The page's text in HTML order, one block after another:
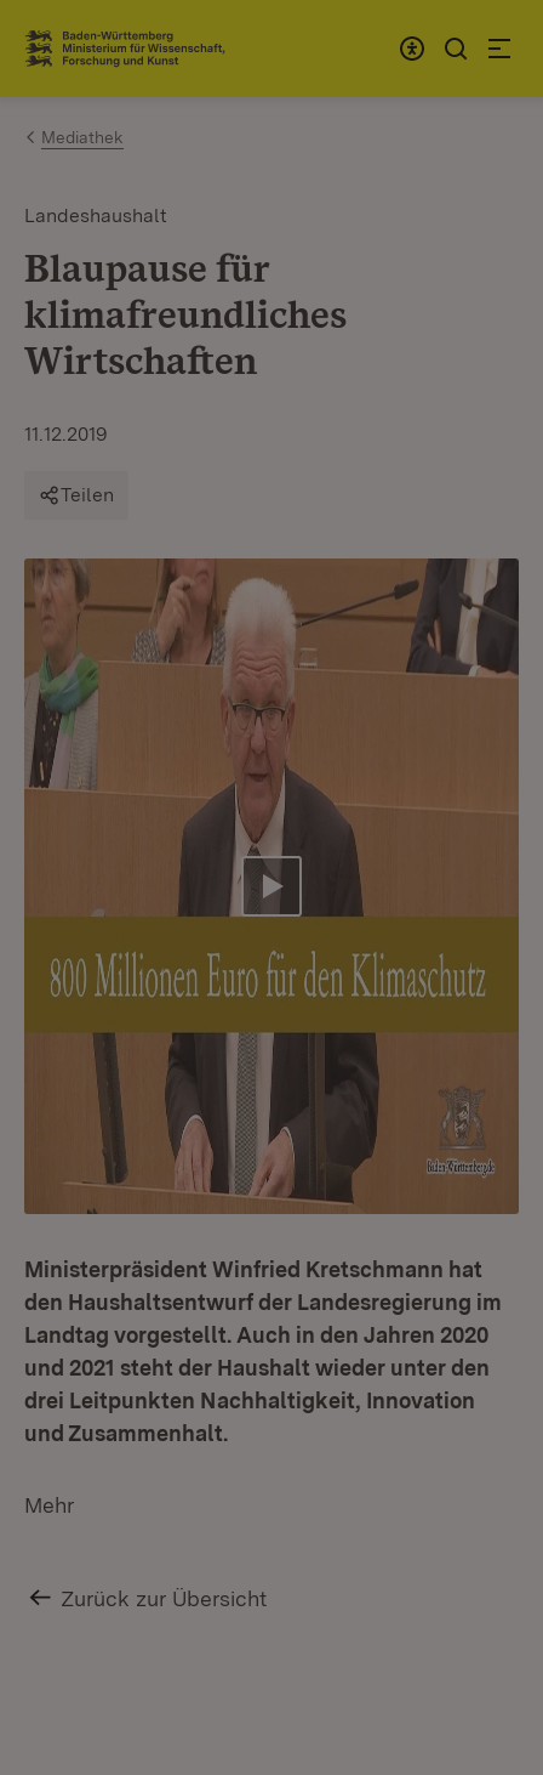
Zum Inhalt springen
Link zur Startseite
Mediathek
Landeshaushalt
Blaupause für
klimafreundliches
Wirtschaften
11.12.2019
Teilen
Video abspielen
Ministerpräsident Winfried Kretschmann hat
den Haushaltsentwurf der Landesregierung im
Landtag vorgestellt. Auch in den Jahren 2020
und 2021 steht der Haushalt wieder unter den
drei Leitpunkten Nachhaltigkeit, Innovation
und Zusammenhalt.
Mehr
Zurück zur Übersicht